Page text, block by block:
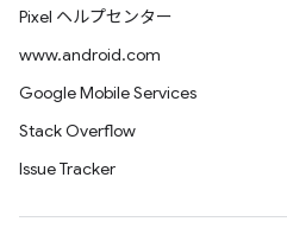
用に起因する直接的、間接的
に対しても責任を負いません。
著作権者の氏名と商標は、書
しに、本ソフトウェア / ドキュ
メントの著作権は、常に著作権
Pixel ヘルプセンター
www.android.com
Google Mobile Services
Stack Overflow
Issue Tracker